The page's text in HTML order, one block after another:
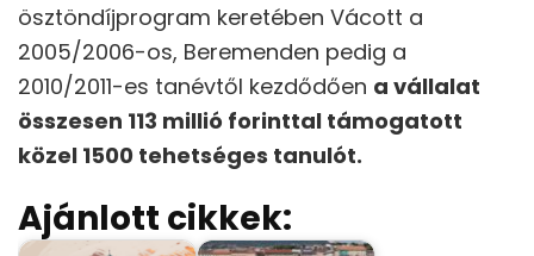
ösztöndíjprogram keretében Vácott a
2005/2006-os, Beremenden pedig a
2010/2011-es tanévtől kezdődően a vállalat
összesen 113 millió forinttal támogatott
közel 1500 tehetséges tanulót.
Ajánlott cikkek: